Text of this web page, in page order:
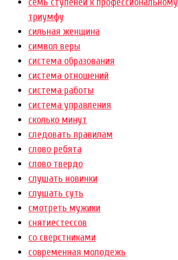
семь ступеней к профессиональному
триумфу
сильная женщина
символ веры
система образования
система отношений
система работы
система управления
сколько минут
следовать правилам
слово ребята
слово твердо
слушать новинки
слушать суть
смотреть мужики
снятиестессов
со сверстниками
современная молодежь